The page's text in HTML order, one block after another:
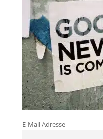
E-Mail Adresse